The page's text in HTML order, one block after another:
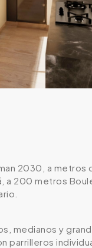
2030, a
a 200 metros
medianos y